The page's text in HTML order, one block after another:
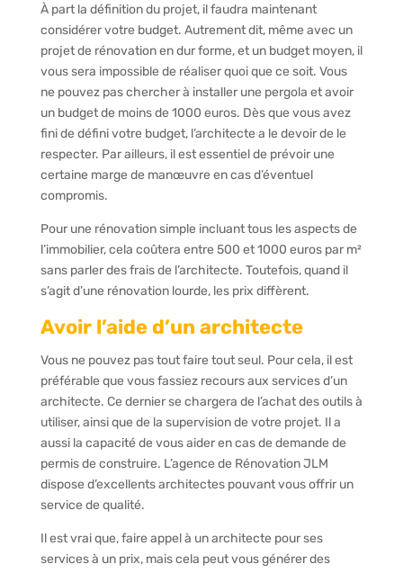
À part la définition du projet, il faudra maintenant
considérer votre budget. Autrement dit, même avec un
projet de rénovation en dur forme, et un budget moyen, il
vous sera impossible de réaliser quoi que ce soit. Vous
ne pouvez pas chercher à installer une pergola et avoir
un budget de moins de 1000 euros. Dès que vous avez
fini de défini votre budget, l’architecte a le devoir de le
respecter. Par ailleurs, il est essentiel de prévoir une
certaine marge de manœuvre en cas d’éventuel
compromis.
Pour une rénovation simple incluant tous les aspects de
l’immobilier, cela coûtera entre 500 et 1000 euros par m²
sans parler des frais de l’architecte. Toutefois, quand il
s’agit d’une rénovation lourde, les prix diffèrent.
Avoir l’aide d’un architecte
Vous ne pouvez pas tout faire tout seul. Pour cela, il est
préférable que vous fassiez recours aux services d’un
architecte. Ce dernier se chargera de l’achat des outils à
utiliser, ainsi que de la supervision de votre projet. Il a
aussi la capacité de vous aider en cas de demande de
permis de construire. L’agence de Rénovation JLM
dispose d’excellents architectes pouvant vous offrir un
service de qualité.
Il est vrai que, faire appel à un architecte pour ses
services à un prix, mais cela peut vous générer des